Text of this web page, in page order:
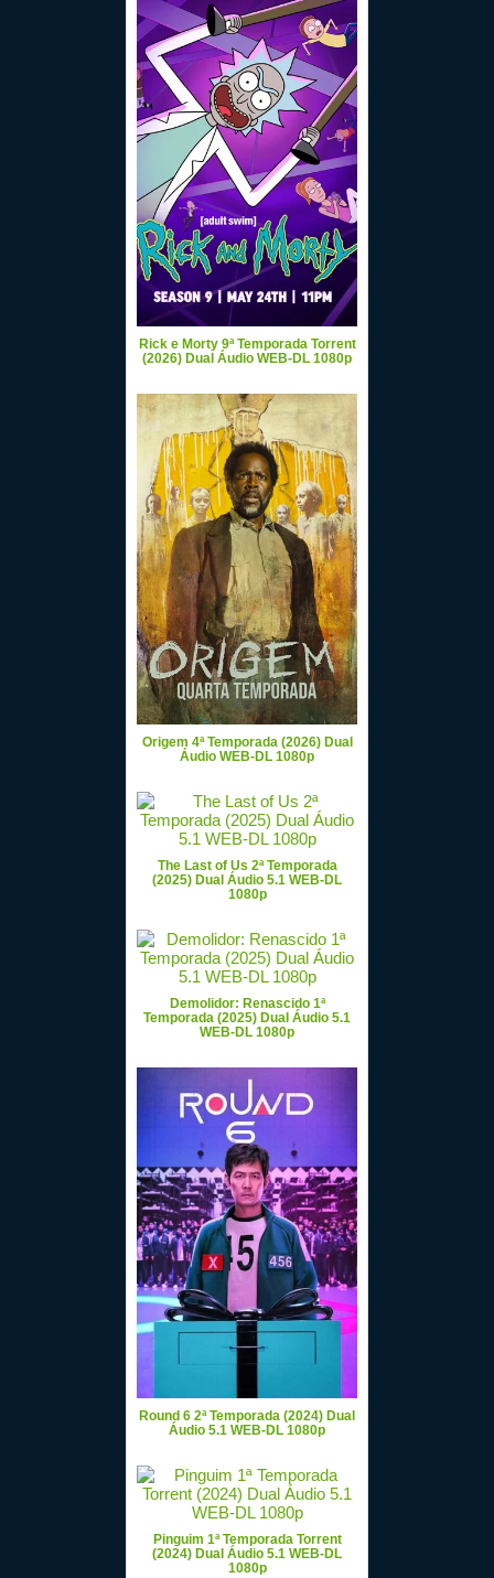
Rick e Morty 9ª Temporada Torrent
(2026) Dual Áudio WEB-DL 1080p
Origem 4ª Temporada (2026) Dual
Áudio WEB-DL 1080p
The Last of Us 2ª Temporada
(2025) Dual Áudio 5.1 WEB-DL
1080p
Demolidor: Renascido 1ª
Temporada (2025) Dual Áudio 5.1
WEB-DL 1080p
Round 6 2ª Temporada (2024) Dual
Áudio 5.1 WEB-DL 1080p
Pinguim 1ª Temporada Torrent
(2024) Dual Áudio 5.1 WEB-DL
1080p